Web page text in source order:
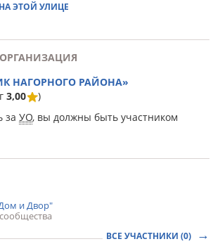
ЭТОЙ УЛИЦЕ
НАГОРНОГО РАЙОНА»
3,00
)
за УО, вы должны быть участником
и Двор"
ВСЕ УЧАСТНИКИ (0)